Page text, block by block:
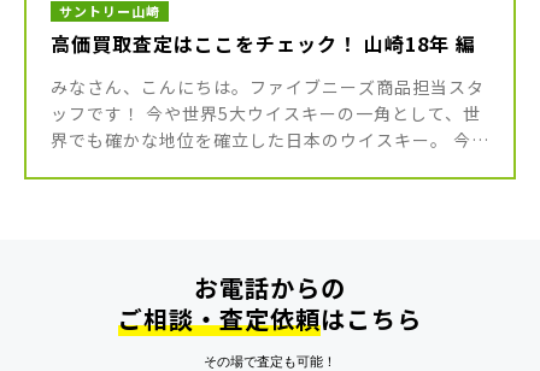
サントリー山崎
高価買取査定はここをチェック！ 山崎18年 編
みなさん、こんにちは。ファイブニーズ商品担当スタ
ッフです！ 今や世界5大ウイスキーの一角として、世
界でも確かな地位を確立した日本のウイスキー。 今回
お電話からの
ご相談・査定依頼はこちら
その場で査定も可能！